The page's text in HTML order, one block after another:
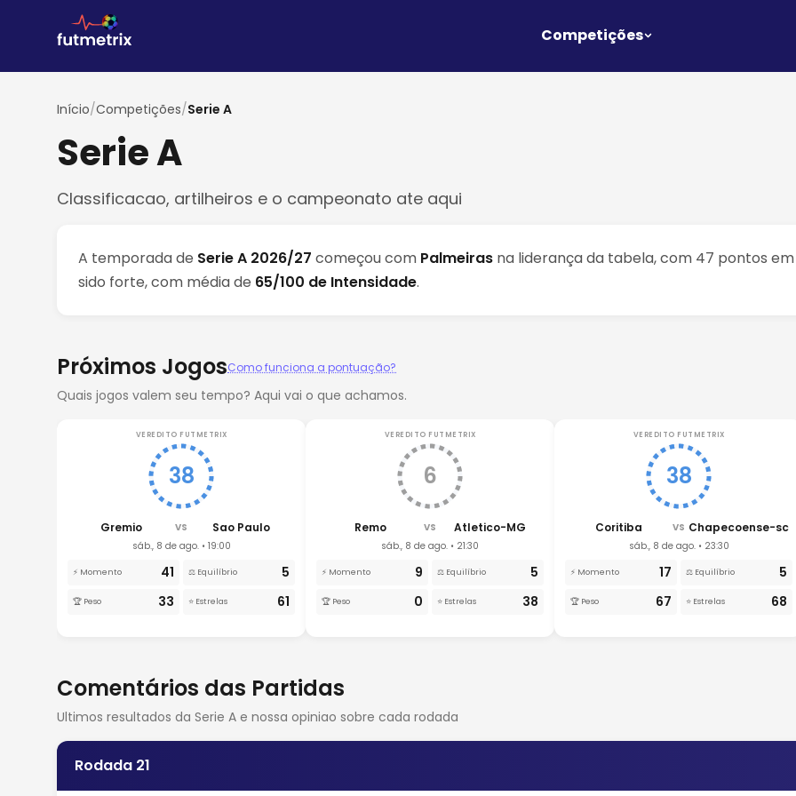
Competições
Início/Competições/Serie A
Serie A
Classificacao, artilheiros e o campeonato ate aqui
A temporada de Serie A 2026/27 começou com Palmeiras na liderança da tabela, com 47 pontos
sido forte, com média de 65/100 de Intensidade.
Próximos JogosComo funciona a pontuação?
Quais jogos valem seu tempo? Aqui vai o que achamos.
VEREDITO FUTMETRIX
38
Gremio VS Sao Paulo
sáb., 8 de ago. • 19:00
⚡ Momento 41 ⚖️ Equilíbrio 5
🏆 Peso 33 ⭐ Estrelas 61
VEREDITO FUTMETRIX
6
Remo VS Atletico-MG
sáb., 8 de ago. • 21:30
⚡ Momento 9 ⚖️ Equilíbrio 5
🏆 Peso 0 ⭐ Estrelas 38
VEREDITO FUTMETRIX
38
Coritiba VS Chapecoense-sc
sáb., 8 de ago. • 23:30
⚡ Momento 17 ⚖️ Equilíbrio 5
🏆 Peso 67 ⭐ Estrelas 68
Comentários das Partidas
Ultimos resultados da Serie A e nossa opiniao sobre cada rodada
Rodada 21